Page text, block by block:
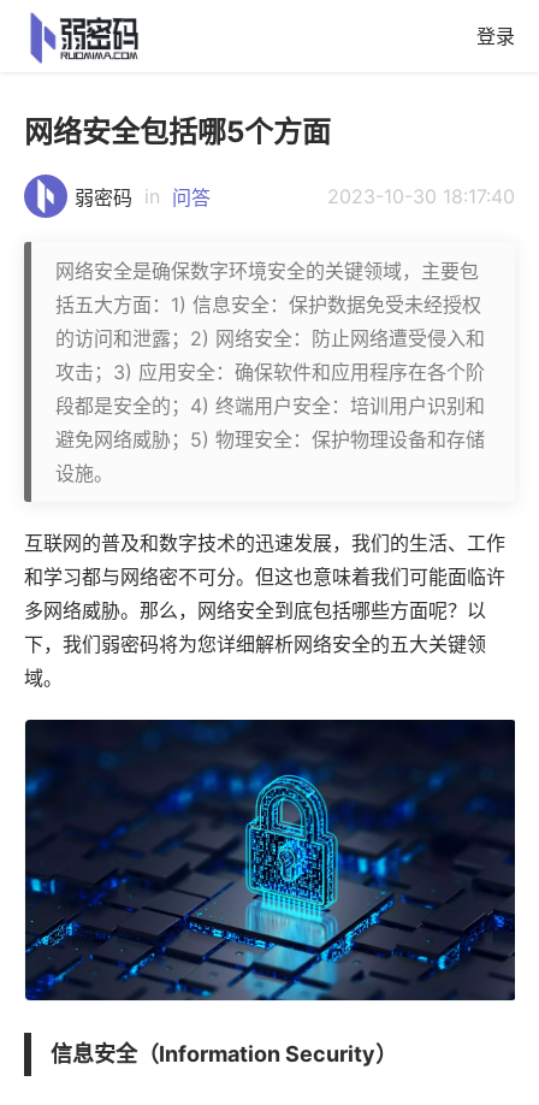
登录
网络安全包括哪5个方面
弱密码 in 问答 2023-10-30 18:17:40
网络安全是确保数字环境安全的关键领域，主要包
括五大方面：1) 信息安全：保护数据免受未经授权
的访问和泄露；2) 网络安全：防止网络遭受侵入和
攻击；3) 应用安全：确保软件和应用程序在各个阶
段都是安全的；4) 终端用户安全：培训用户识别和
避免网络威胁；5) 物理安全：保护物理设备和存储
设施。
互联网的普及和数字技术的迅速发展，我们的生活、工作
和学习都与网络密不可分。但这也意味着我们可能面临许
多网络威胁。那么，网络安全到底包括哪些方面呢？以
下，我们弱密码将为您详细解析网络安全的五大关键领
域。
信息安全（Information Security）